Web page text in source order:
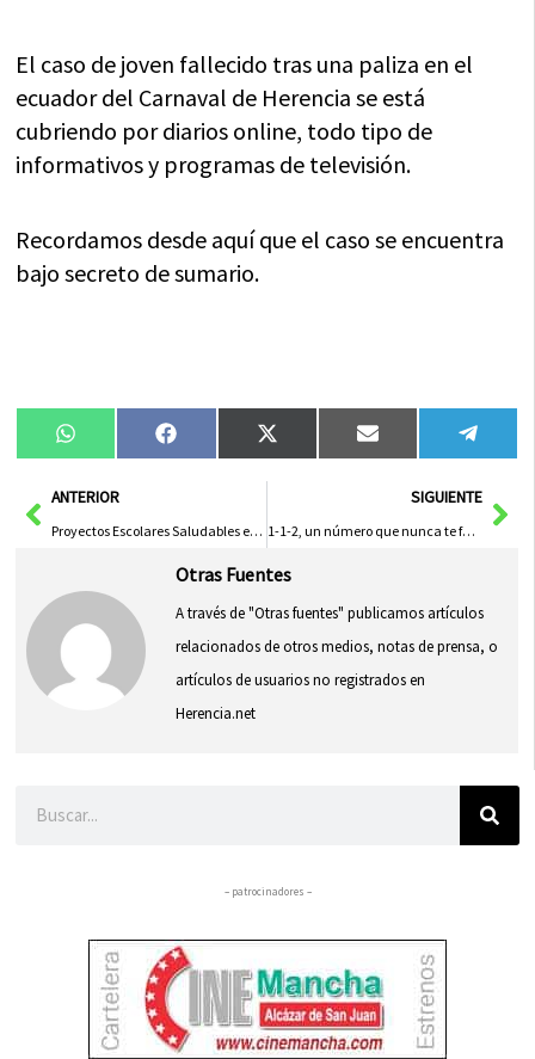
El caso de joven fallecido tras una paliza en el
ecuador del Carnaval de Herencia se está
cubriendo por diarios online, todo tipo de
informativos y programas de televisión.
Recordamos desde aquí que el caso se encuentra
bajo secreto de sumario.
Compartir
en
WhatsAppCompartir
en
FacebookCompartir
en
X
(Twitter)
Compartir
en
Email
en
AntANTERIOR
Proyectos Escolares Saludables en el Congreso Europeo más importante sobre salud y actividad física
SIGUIENTE
1-1-2, un número que nunca te fallará
Otras Fuentes
A través de "Otras fuentes" publicamos artículos
relacionados de otros medios, notas de prensa, o
artículos de usuarios no registrados en
Herencia.net
– patrocinadores –